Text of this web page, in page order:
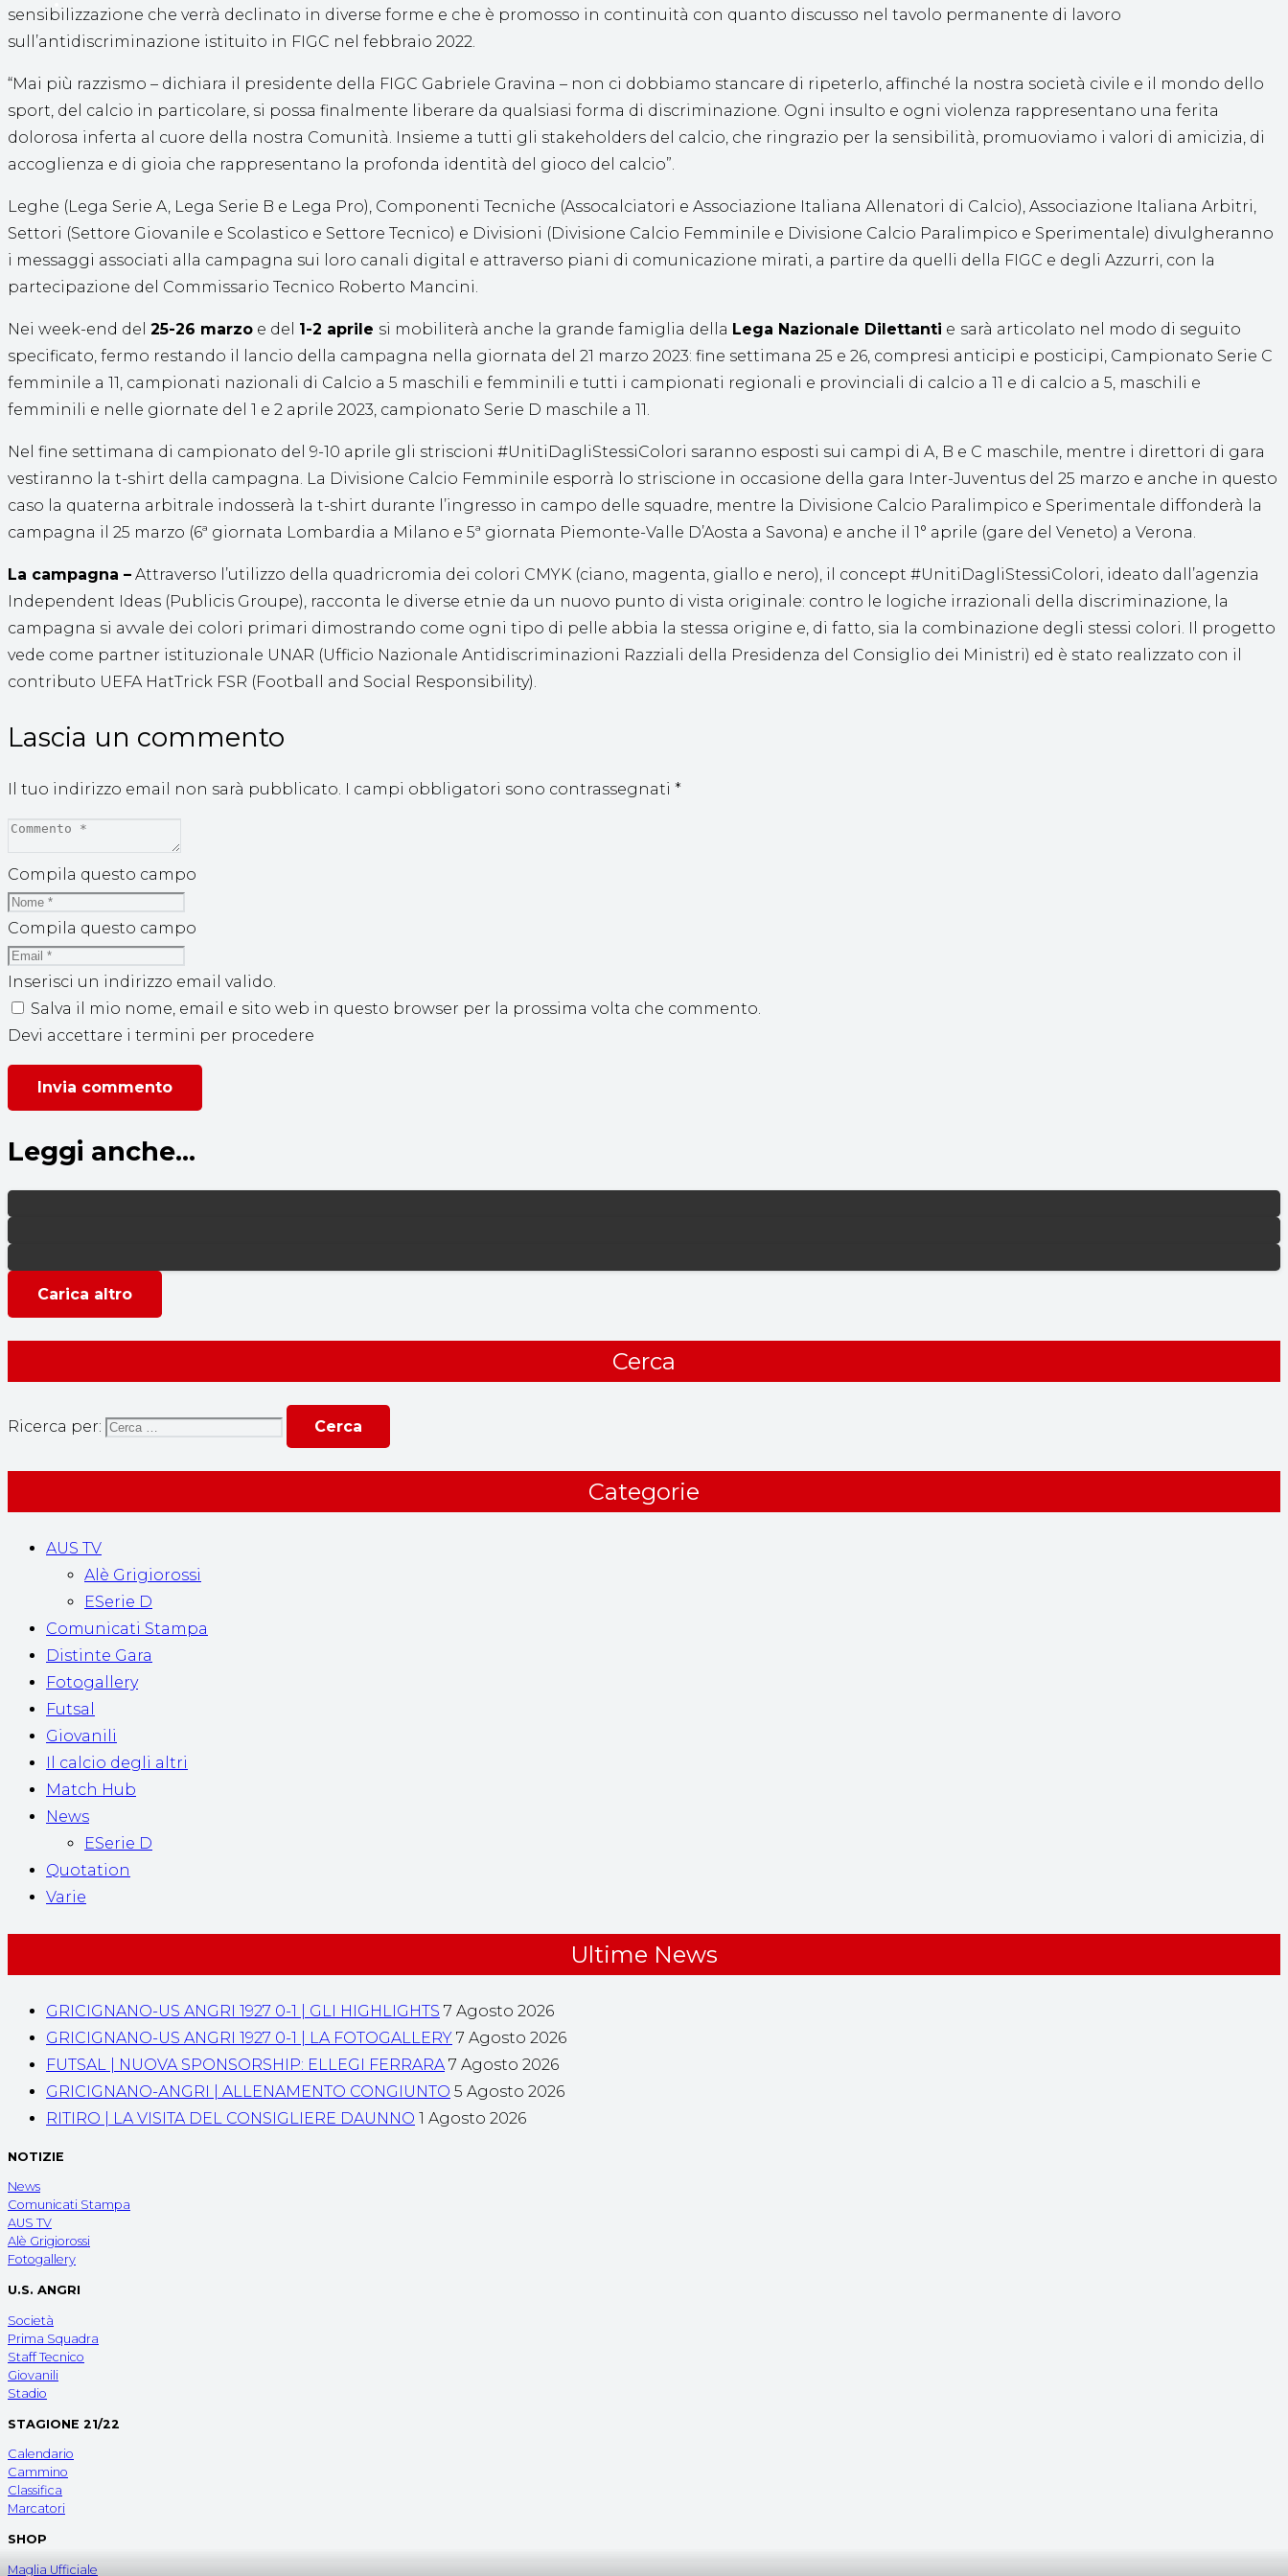
sensibilizzazione che verrà declinato in diverse forme e che è promosso in continuità con quanto discusso nel tavolo permanente di lavoro
sull’antidiscriminazione istituito in FIGC nel febbraio 2022.
“Mai più razzismo – dichiara il presidente della FIGC Gabriele Gravina – non ci dobbiamo stancare di ripeterlo, affinché la nostra società civile e il mondo dello
sport, del calcio in particolare, si possa finalmente liberare da qualsiasi forma di discriminazione. Ogni insulto e ogni violenza rappresentano una ferita
dolorosa inferta al cuore della nostra Comunità. Insieme a tutti gli stakeholders del calcio, che ringrazio per la sensibilità, promuoviamo i valori di amicizia, di
accoglienza e di gioia che rappresentano la profonda identità del gioco del calcio”.
Leghe (Lega Serie A, Lega Serie B e Lega Pro), Componenti Tecniche (Assocalciatori e Associazione Italiana Allenatori di Calcio), Associazione Italiana Arbitri,
Settori (Settore Giovanile e Scolastico e Settore Tecnico) e Divisioni (Divisione Calcio Femminile e Divisione Calcio Paralimpico e Sperimentale) divulgheranno
i messaggi associati alla campagna sui loro canali digital e attraverso piani di comunicazione mirati, a partire da quelli della FIGC e degli Azzurri, con la
partecipazione del Commissario Tecnico Roberto Mancini.
Nei week-end del 25-26 marzo e del 1-2 aprile si mobiliterà anche la grande famiglia della Lega Nazionale Dilettanti e sarà articolato nel modo di seguito
specificato, fermo restando il lancio della campagna nella giornata del 21 marzo 2023: fine settimana 25 e 26, compresi anticipi e posticipi, Campionato Serie C
femminile a 11, campionati nazionali di Calcio a 5 maschili e femminili e tutti i campionati regionali e provinciali di calcio a 11 e di calcio a 5, maschili e
femminili e nelle giornate del 1 e 2 aprile 2023, campionato Serie D maschile a 11.
Nel fine settimana di campionato del 9-10 aprile gli striscioni #UnitiDagliStessiColori saranno esposti sui campi di A, B e C maschile, mentre i direttori di gara
vestiranno la t-shirt della campagna. La Divisione Calcio Femminile esporrà lo striscione in occasione della gara Inter-Juventus del 25 marzo e anche in questo
caso la quaterna arbitrale indosserà la t-shirt durante l’ingresso in campo delle squadre, mentre la Divisione Calcio Paralimpico e Sperimentale diffonderà la
campagna il 25 marzo (6ª giornata Lombardia a Milano e 5ª giornata Piemonte-Valle D’Aosta a Savona) e anche il 1° aprile (gare del Veneto) a Verona.
La campagna – Attraverso l’utilizzo della quadricromia dei colori CMYK (ciano, magenta, giallo e nero), il concept #UnitiDagliStessiColori, ideato dall’agenzia
Independent Ideas (Publicis Groupe), racconta le diverse etnie da un nuovo punto di vista originale: contro le logiche irrazionali della discriminazione, la
campagna si avvale dei colori primari dimostrando come ogni tipo di pelle abbia la stessa origine e, di fatto, sia la combinazione degli stessi colori. Il progetto
vede come partner istituzionale UNAR (Ufficio Nazionale Antidiscriminazioni Razziali della Presidenza del Consiglio dei Ministri) ed è stato realizzato con il
contributo UEFA HatTrick FSR (Football and Social Responsibility).
Lascia un commento
Il tuo indirizzo email non sarà pubblicato. I campi obbligatori sono contrassegnati *
Compila questo campo
Compila questo campo
Inserisci un indirizzo email valido.
Salva il mio nome, email e sito web in questo browser per la prossima volta che commento.
Devi accettare i termini per procedere
Invia commento
Leggi anche...
Carica altro
Cerca
Ricerca per:
Categorie
AUS TV
Alè Grigiorossi
ESerie D
Comunicati Stampa
Distinte Gara
Fotogallery
Futsal
Giovanili
Il calcio degli altri
Match Hub
News
ESerie D
Quotation
Varie
Ultime News
GRICIGNANO-US ANGRI 1927 0-1 | GLI HIGHLIGHTS 7 Agosto 2026
GRICIGNANO-US ANGRI 1927 0-1 | LA FOTOGALLERY 7 Agosto 2026
FUTSAL | NUOVA SPONSORSHIP: ELLEGI FERRARA 7 Agosto 2026
GRICIGNANO-ANGRI | ALLENAMENTO CONGIUNTO 5 Agosto 2026
RITIRO | LA VISITA DEL CONSIGLIERE DAUNNO 1 Agosto 2026
NOTIZIE
News
Comunicati Stampa
AUS TV
Alè Grigiorossi
Fotogallery
U.S. ANGRI
Società
Prima Squadra
Staff Tecnico
Giovanili
Stadio
STAGIONE 21/22
Calendario
Cammino
Classifica
Marcatori
SHOP
Maglia Ufficiale